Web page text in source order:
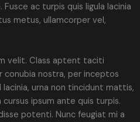
ac turpis quis ligula lacinia
metus, ullamcorper vel,
velit. Class aptent taciti
nostra, per inceptos
urna non tincidunt mattis,
ipsum ante quis turpis.
potenti. Nunc feugiat mi a